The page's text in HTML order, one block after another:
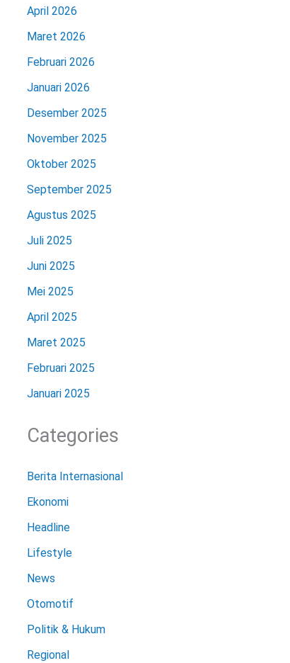
April 2026
Maret 2026
Februari 2026
Januari 2026
Desember 2025
November 2025
Oktober 2025
September 2025
Agustus 2025
Juli 2025
Juni 2025
Mei 2025
April 2025
Maret 2025
Februari 2025
Januari 2025
Categories
Berita Internasional
Ekonomi
Headline
Lifestyle
News
Otomotif
Politik & Hukum
Regional